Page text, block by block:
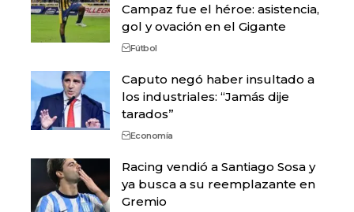
Campaz fue el héroe: asistencia,
gol y ovación en el Gigante
Fútbol
Caputo negó haber insultado a
los industriales: “Jamás dije
tarados”
Economía
Racing vendió a Santiago Sosa y
ya busca a su reemplazante en
Gremio